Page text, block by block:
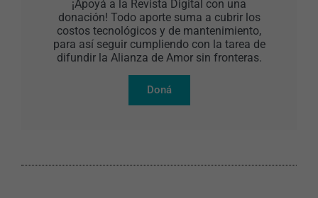
¡Apoyá a la Revista Digital con una
donación! Todo aporte suma a cubrir los
costos tecnológicos y de mantenimiento,
para así seguir cumpliendo con la tarea de
difundir la Alianza de Amor sin fronteras.
Doná